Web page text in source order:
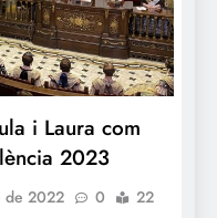
i Laura com
2023
de 2022 0
22